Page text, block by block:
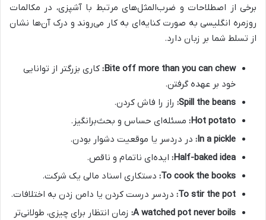
برخی از اصطلاحات و ضرب‌المثل‌های مرتبط با آشپزی، در مکالمات
روزمره انگلیسی به صورت کنایه‌ای به کار می‌روند و درک آن‌ها نشان
از تسلط شما بر زبان دارد.
Bite off more than you can chew: کاری بزرگتر از توانایی
خود بر عهده گرفتن.
Spill the beans: راز را فاش کردن.
Hot potato: مسئله‌ای حساس و بحث‌برانگیز.
In a pickle: در دردسر یا موقعیت دشوار بودن.
Half-baked idea: ایده‌ای ناتمام و ناقص.
To cook the books: دستکاری اسناد مالی یک شرکت.
To stir the pot: دردسر درست کردن یا دامن زدن به اختلافات.
A watched pot never boils: زمان انتظار برای چیزی، طولانی‌تر